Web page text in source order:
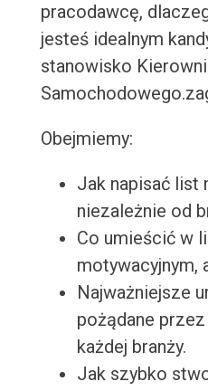
pracodawcę,
jesteś idealnym
stanowisko
Obejmiemy:
Jak napisać list
niezależnie od
Co umieścić w
motywacyjnym,
Najważniejsze
pożądane
każdej branży.
Jak szybko